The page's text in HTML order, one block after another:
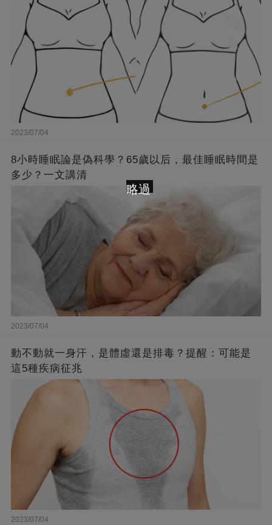
2023/07/04
8小時睡眠論是偽科學？65歲以后，最佳睡眠時間是
多少？一文講清
2023/07/04
動不動就一身汗，是體虛還是排毒？提醒：可能是
這5種疾病征兆
2023/07/04
略過